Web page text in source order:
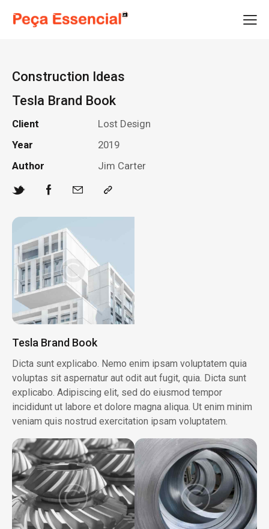
Construction Ideas
Tesla Brand Book
Dicta sunt explicabo. Nemo enim ipsam voluptatem quia
voluptas sit aspernatur aut odit aut fugit, quia. Dicta sunt
explicabo. Adipiscing elit, sed do eiusmod tempor
incididunt ut labore et dolore magna aliqua. Ut enim minim
veniam quis nostrud exercitation ipsam voluptatem.
Tesla Brand Book
Client
Lost Design
Year
2019
Author
Jim Carter